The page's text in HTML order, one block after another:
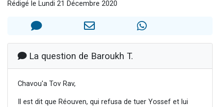
12 nouvelles musiques dans Torah-Box Music
2 personnes viennent de nous rejoindre sur WhatsApp
Rédigé le Lundi 21 Décembre 2020
La question de Baroukh T.
Chavou'a Tov Rav,
Il est dit que Réouven, qui refusa de tuer Yossef et lui